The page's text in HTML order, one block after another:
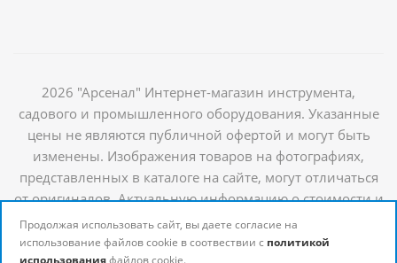
2026 "Арсенал" Интернет-магазин инструмента,
садового и промышленного оборудования. Указанные
цены не являются публичной офертой и могут быть
изменены. Изображения товаров на фотографиях,
представленных в каталоге на сайте, могут отличаться
от оригиналов. Актуальную информацию о стоимости и
наличии товаров можно получить у наших
менеджеров
Продолжая использовать сайт, вы даете согласие на
использование файлов cookie в соотвествии с политикой
использованияфайлов cookie.